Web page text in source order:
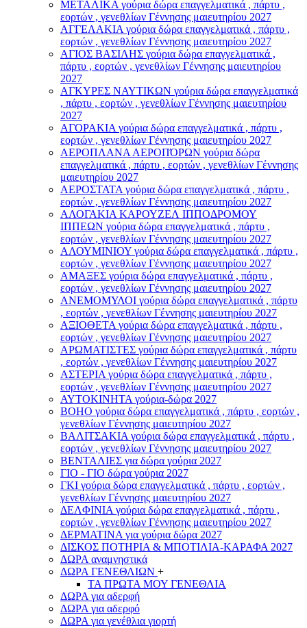
ΜΕΤΑΛΙΚΑ γούρια δώρα επαγγελματικά , πάρτυ ,
εορτών , γενεθλίων Γέννησης μαιευτηρίου 2027
ΑΓΓΕΛΑΚΙΑ γούρια δώρα επαγγελματικά , πάρτυ ,
εορτών , γενεθλίων Γέννησης μαιευτηρίου 2027
ΑΓΙΟΣ ΒΑΣΙΛΗΣ γούρια δώρα επαγγελματικά ,
πάρτυ , εορτών , γενεθλίων Γέννησης μαιευτηρίου
2027
ΑΓΚΥΡΕΣ ΝΑΥΤΙΚΩΝ γούρια δώρα επαγγελματικά
, πάρτυ , εορτών , γενεθλίων Γέννησης μαιευτηρίου
2027
ΑΓΟΡΑΚΙΑ γούρια δώρα επαγγελματικά , πάρτυ ,
εορτών , γενεθλίων Γέννησης μαιευτηρίου 2027
ΑΕΡΟΠΛΑΝΑ ΑΕΡΟΠΌΡΩΝ γούρια δώρα
επαγγελματικά , πάρτυ , εορτών , γενεθλίων Γέννησης
μαιευτηρίου 2027
ΑΕΡΟΣΤΑΤΑ γούρια δώρα επαγγελματικά , πάρτυ ,
εορτών , γενεθλίων Γέννησης μαιευτηρίου 2027
ΑΛΟΓΑΚΙΑ ΚΑΡΟΥΖΕΛ ΙΠΠΟΔΡΟΜΟΥ
ΙΠΠΕΩΝ γούρια δώρα επαγγελματικά , πάρτυ ,
εορτών , γενεθλίων Γέννησης μαιευτηρίου 2027
ΑΛΟΥΜΙΝΙΟΥ γούρια δώρα επαγγελματικά , πάρτυ ,
εορτών , γενεθλίων Γέννησης μαιευτηρίου 2027
ΑΜΑΞΕΣ γούρια δώρα επαγγελματικά , πάρτυ ,
εορτών , γενεθλίων Γέννησης μαιευτηρίου 2027
ΑΝΕΜΟΜΥΛΟI γούρια δώρα επαγγελματικά , πάρτυ
, εορτών , γενεθλίων Γέννησης μαιευτηρίου 2027
ΑΞΙΟΘΕΤΑ γούρια δώρα επαγγελματικά , πάρτυ ,
εορτών , γενεθλίων Γέννησης μαιευτηρίου 2027
ΑΡΩΜΑΤΙΣΤΕΣ γούρια δώρα επαγγελματικά , πάρτυ
, εορτών , γενεθλίων Γέννησης μαιευτηρίου 2027
ΑΣΤΕΡIA γούρια δώρα επαγγελματικά , πάρτυ ,
εορτών , γενεθλίων Γέννησης μαιευτηρίου 2027
ΑΥΤΟΚΙΝΗΤΑ γούρια-δώρα 2027
ΒOHO γούρια δώρα επαγγελματικά , πάρτυ , εορτών ,
γενεθλίων Γέννησης μαιευτηρίου 2027
ΒΑΛΙΤΣΑΚΙΑ γούρια δώρα επαγγελματικά , πάρτυ ,
εορτών , γενεθλίων Γέννησης μαιευτηρίου 2027
ΒΕΝΤΑΛΙΕΣ για δώρα γούρια 2027
ΓΙΟ - ΓΙΟ δώρα γούρια 2027
ΓΚΙ γούρια δώρα επαγγελματικά , πάρτυ , εορτών ,
γενεθλίων Γέννησης μαιευτηρίου 2027
ΔΕΛΦΙΝΙΑ γούρια δώρα επαγγελματικά , πάρτυ ,
εορτών , γενεθλίων Γέννησης μαιευτηρίου 2027
ΔΕΡΜΑΤΙΝΑ για γούρια δώρα 2027
ΔΙΣΚΟΣ ΠΟΤΗΡΙΑ & ΜΠΟΤΙΛΙΑ-ΚΑΡΑΦΑ 2027
ΔΩΡΑ αναμνηστικά
ΔΩΡΑ ΓΕΝΕΘΛΙΩΝ +
ΤΑ ΠΡΩΤΑ ΜΟΥ ΓΕΝΕΘΛΙΑ
ΔΩΡΑ για αδερφή
ΔΩΡΑ για αδερφό
ΔΩΡΑ για γενέθλια γιορτή